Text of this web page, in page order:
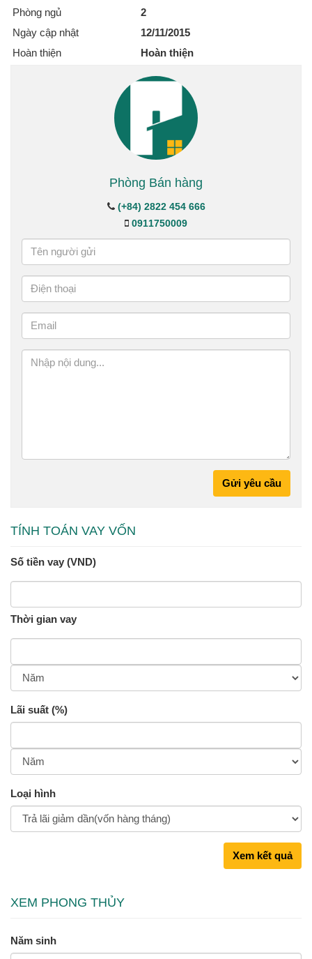
Phòng ngủ
2
Ngày cập nhật
12/11/2015
Hoàn thiện
Hoàn thiện
Phòng Bán hàng
(+84) 2822 454 666
0911750009
Gửi yêu cầu
TÍNH TOÁN VAY VỐN
Số tiền vay (VND)
Thời gian vay
Lãi suất (%)
Loại hình
Xem kết quả
XEM PHONG THỦY
Năm sinh